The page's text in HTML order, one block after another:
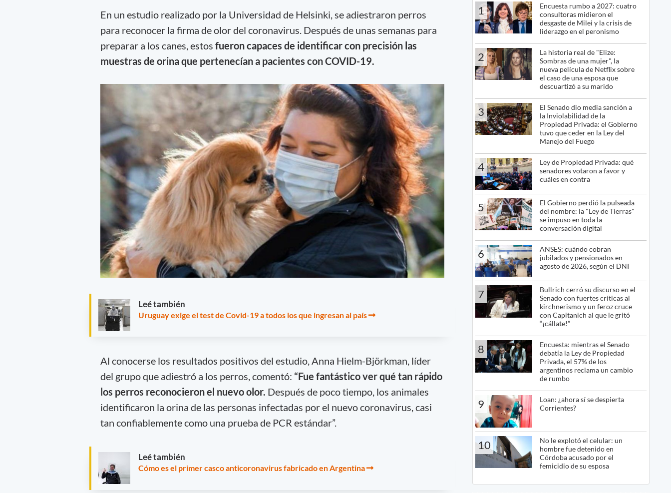
En un estudio realizado por la Universidad de Helsinki, se adiestraron perros
para reconocer la firma de olor del coronavirus. Después de unas semanas para
preparar a los canes, estos fueron capaces de identificar con precisión las
muestras de orina que pertenecían a pacientes con COVID-19.
Leé también
Uruguay exige el test de Covid-19 a todos los que ingresan al país
Al conocerse los resultados positivos del estudio, Anna Hielm-Björkman, líder
del grupo que adiestró a los perros, comentó: “Fue fantástico ver qué tan rápido
los perros reconocieron el nuevo olor. Después de poco tiempo, los animales
identificaron la orina de las personas infectadas por el nuevo coronavirus, casi
tan confiablemente como una prueba de PCR estándar”.
Leé también
Cómo es el primer casco anticoronavirus fabricado en Argentina
1
Encuesta rumbo a 2027: cuatro
consultoras midieron el
desgaste de Milei y la crisis de
liderazgo en el peronismo
2
La historia real de "Elize:
Sombras de una mujer", la
nueva película de Netflix sobre
el caso de una esposa que
descuartizó a su marido
3
El Senado dio media sanción a
la Inviolabilidad de la
Propiedad Privada: el Gobierno
tuvo que ceder en la Ley del
Manejo del Fuego
4
Ley de Propiedad Privada: qué
senadores votaron a favor y
cuáles en contra
5
El Gobierno perdió la pulseada
del nombre: la "Ley de Tierras"
se impuso en toda la
conversación digital
6
ANSES: cuándo cobran
jubilados y pensionados en
agosto de 2026, según el DNI
7
Bullrich cerró su discurso en el
Senado con fuertes críticas al
kirchnerismo y un feroz cruce
con Capitanich al que le gritó
“¡cállate!”
8
Encuesta: mientras el Senado
debatía la Ley de Propiedad
Privada, el 57% de los
argentinos reclama un cambio
de rumbo
9
Loan: ¿ahora sí se despierta
Corrientes?
10
No le explotó el celular: un
hombre fue detenido en
Córdoba acusado por el
femicidio de su esposa